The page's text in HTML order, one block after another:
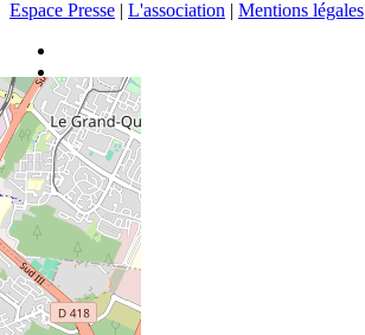
Espace Presse | L'association | Mentions légales